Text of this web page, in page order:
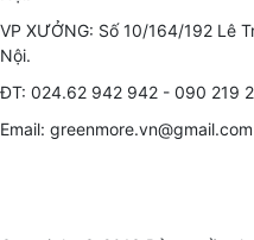
VP XƯỞNG: Số 10/164/192 Lê
Nội.
ĐT: 024.62 942 942 - 090 219
Email: greenmore.vn@gmail.com